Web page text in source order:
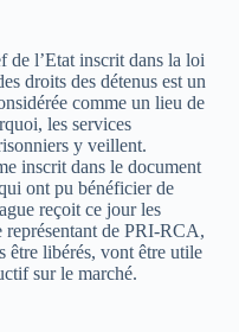
l’Etat inscrit dans la loi
droits des détenus est un
comme un lieu de
les services
y veillent.
inscrit dans le document
ont pu bénéficier de
reçoit ce jour les
représentant de PRI-RCA,
être libérés, vont être utile
sur le marché.